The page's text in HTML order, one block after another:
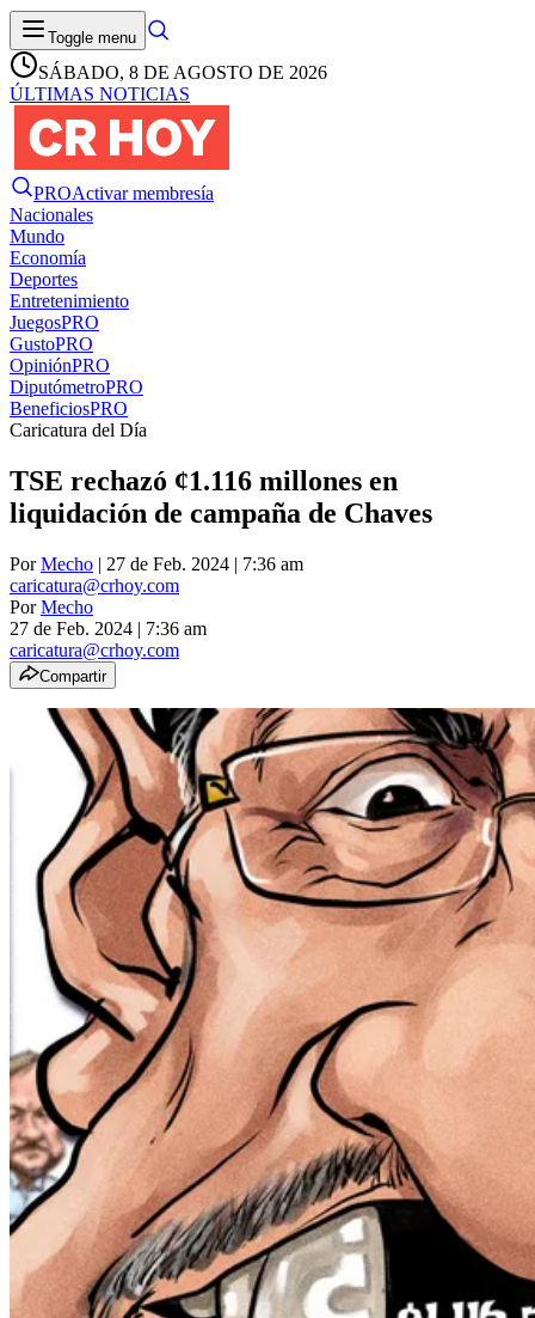
Toggle menu
SÁBADO, 8 DE AGOSTO DE 2026
ÚLTIMAS NOTICIAS
PROActivar membresía
Nacionales
Mundo
Economía
Deportes
Entretenimiento
JuegosPRO
GustoPRO
OpiniónPRO
DiputómetroPRO
BeneficiosPRO
Caricatura del Día
TSE rechazó ¢1.116 millones en
liquidación de campaña de Chaves
PorMecho | 27 de Feb. 2024 | 7:36 am
caricatura@crhoy.com
PorMecho
27 de Feb. 2024 | 7:36 am
caricatura@crhoy.com
Compartir